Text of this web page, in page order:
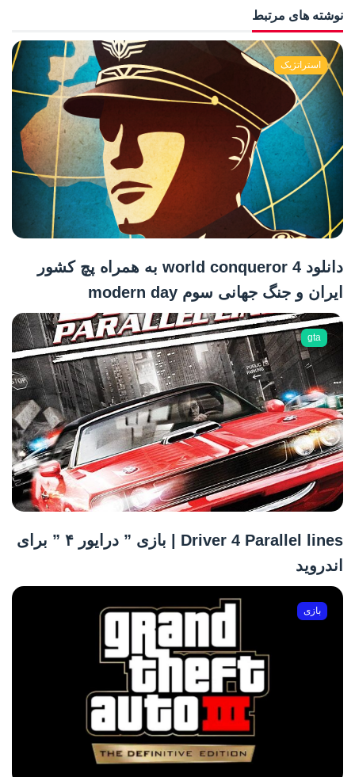
نوشته های مرتبط
استراتژیک
دانلود world conqueror 4 به همراه پچ کشور
ایران و جنگ جهانی سوم modern day
gta
Driver 4 Parallel lines | بازی ” درایور ۴ ” برای
اندروید
بازی